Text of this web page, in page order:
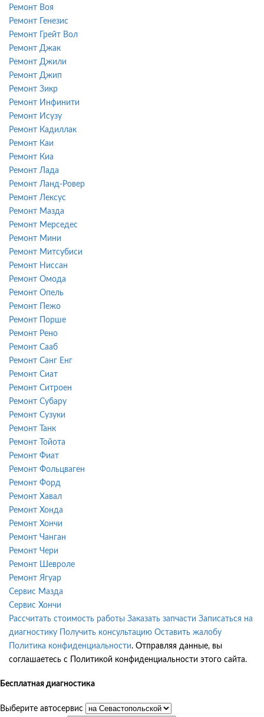
Ремонт Воя
Ремонт Генезис
Ремонт Грейт Вол
Ремонт Джак
Ремонт Джили
Ремонт Джип
Ремонт Зикр
Ремонт Инфинити
Ремонт Исузу
Ремонт Кадиллак
Ремонт Каи
Ремонт Киа
Ремонт Лада
Ремонт Ланд-Ровер
Ремонт Лексус
Ремонт Мазда
Ремонт Мерседес
Ремонт Мини
Ремонт Митсубиси
Ремонт Ниссан
Ремонт Омода
Ремонт Опель
Ремонт Пежо
Ремонт Порше
Ремонт Рено
Ремонт Сааб
Ремонт Санг Енг
Ремонт Сиат
Ремонт Ситроен
Ремонт Субару
Ремонт Сузуки
Ремонт Танк
Ремонт Тойота
Ремонт Фиат
Ремонт Фольцваген
Ремонт Форд
Ремонт Хавал
Ремонт Хонда
Ремонт Хончи
Ремонт Чанган
Ремонт Чери
Ремонт Шевроле
Ремонт Ягуар
Сервис Мазда
Сервис Хончи
Рассчитать стоимость работы Заказать запчасти Записаться на
диагностику
Получить консультацию Оставить жалобу
Политика конфиденциальности. Отправляя данные, вы
соглашаетесь с Политикой конфиденциальности этого сайта.
Бесплатная диагностика
Выберите автосервис